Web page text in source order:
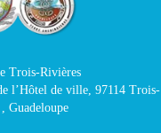
Trois-Rivières
l’Hôtel de ville, 97114 Trois-
Guadeloupe